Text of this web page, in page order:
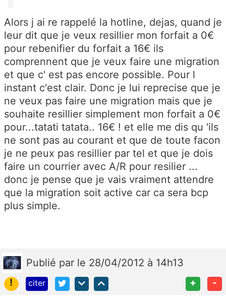
Alors j ai re rappelé la hotline, dejas, quand je
leur dit que je veux resillier mon forfait a 0€
pour rebenifier du forfait a 16€ ils
comprennent que je veux faire une migration
et que c' est pas encore possible. Pour l
instant c'est clair. Donc je lui reprecise que je
ne veux pas faire une migration mais que je
souhaite resillier simplement mon forfait a 0€
pour...tatati tatata.. 16€ ! et elle me dis qu 'ils
ne sont pas au courant et que de toute facon
je ne peux pas resillier par tel et que je dois
faire un courrier avec A/R pour resilier ...
donc je pense que je vais vraiment attendre
que la migration soit active car ca sera bcp
plus simple.
Publié par le 28/04/2012 à 14h13
!
citer + -